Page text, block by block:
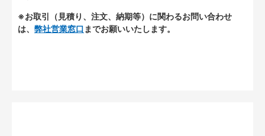
※お取引（見積り、注文、納期等）に関わるお問い合わせ
は、 弊社営業窓口 までお願いいたします。